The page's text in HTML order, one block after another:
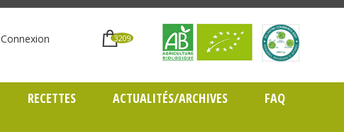
Connexion 3209
RECETTES ACTUALITÉS/ARCHIVES
FAQ